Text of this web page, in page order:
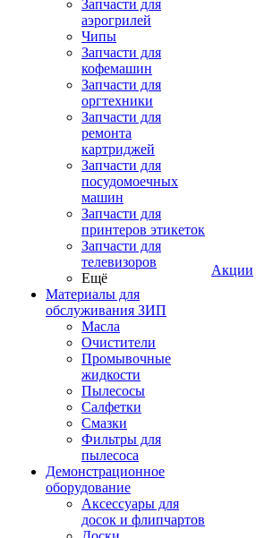
Запчасти для
аэрогрилей
Чипы
Запчасти для
кофемашин
Запчасти для
оргтехники
Запчасти для
ремонта
картриджей
Запчасти для
посудомоечных
машин
Запчасти для
принтеров этикеток
Запчасти для
телевизоров
Ещё
Материалы для
обслуживания ЗИП
Масла
Очистители
Промывочные
жидкости
Пылесосы
Салфетки
Смазки
Фильтры для
пылесоса
Демонстрационное
оборудование
Аксессуары для
досок и флипчартов
Акции